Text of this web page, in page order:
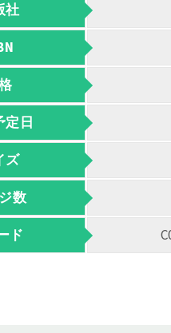
社
定日
ズ
数
ド